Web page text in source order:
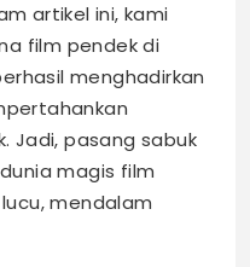
artikel ini, kami
film pendek di
menghadirkan
Jadi, pasang sabuk
magis film
mendalam